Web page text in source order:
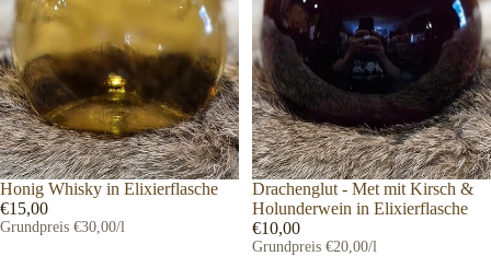
Honig Whisky in Elixierflasche
€15,00
Grundpreis €30,00/l
Drachenglut - Met mit Kirsch &
Holunderwein in Elixierflasche
€10,00
Grundpreis €20,00/l